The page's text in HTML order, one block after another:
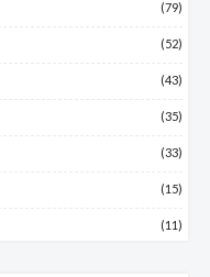
(79)
(52)
(43)
(35)
(33)
(15)
(11)